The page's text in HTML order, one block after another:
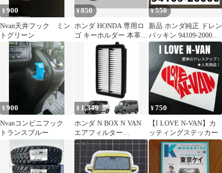
¥900
Nvan天井フック ミン
トグリーン
¥850
ホンダ HONDA 専用ロ
ゴ キーホルダー 本革調
高品質 キーリング 車用
¥550
新品 ホンダ純正 ドレン
パッキン 94109-20000
内径20mm ワッシャ
¥900
Nvanコンビニフック
トランスブルー
¥ 1,349
ホンダ N BOX N VAN
エアフィルター
PH113A 1個
¥750
【I LOVE N-VAN】カ
ッティングステッカー